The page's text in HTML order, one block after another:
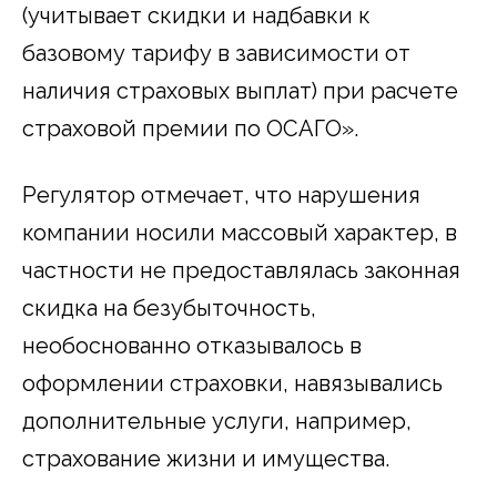
(учитывает скидки и надбавки к
базовому тарифу в зависимости от
наличия страховых выплат) при расчете
страховой премии по ОСАГО».
Регулятор отмечает, что нарушения
компании носили массовый характер, в
частности не предоставлялась законная
скидка на безубыточность,
необоснованно отказывалось в
оформлении страховки, навязывались
дополнительные услуги, например,
страхование жизни и имущества.